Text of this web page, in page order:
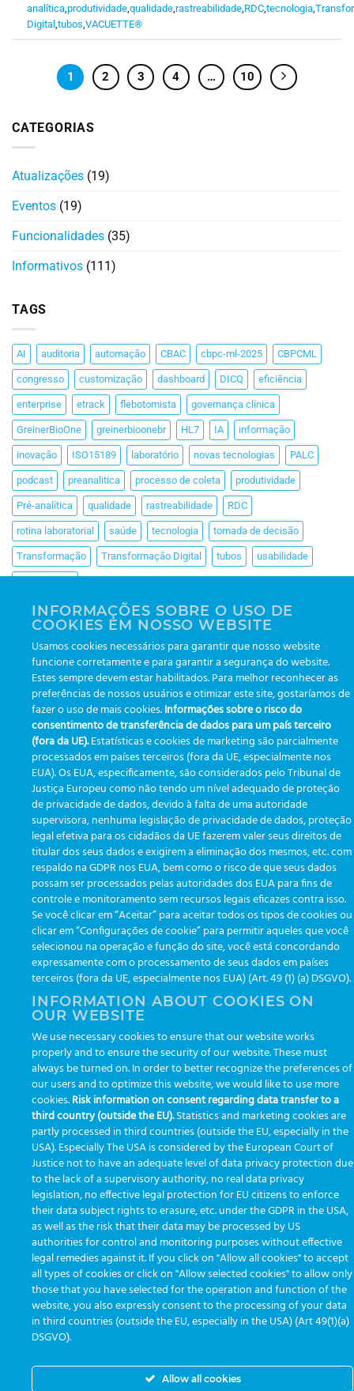
analítica,produtividade,qualidade,rastreabilidade,RDC,tecnologia,
Digital,tubos,VACUETTE®
1 2 3 4 … 10
CATEGORIAS
Atualizações (19)
Eventos (19)
Funcionalidades (35)
Informativos (111)
TAGS
AI auditoria automação CBAC cbpc-ml-2025 CBPCML
congresso customização dashboard DICQ eficiência
enterprise etrack flebotomista governança clínica
GreinerBioOne greinerbioonebr HL7 IA informação
inovação ISO15189 laboratório novas tecnologias PALC
podcast preanalitica processo de coleta produtividade
Pré-analítica qualidade rastreabilidade RDC
rotina laboratorial saúde tecnologia tomada de decisão
Transformação Transformação Digital tubos usabilidade
Desenvolvido porGreiner Service Tech
© Copyright 2026 - Greiner Bio-One | Privacidade
INFORMAÇÕES SOBRE O USO DE
COOKIES EM NOSSO WEBSITE
Usamos cookies necessários para garantir que nosso website
funcione corretamente e para garantir a segurança do website.
Estes sempre devem estar habilitados. Para melhor reconhecer as
preferências de nossos usuários e otimizar este site, gostaríamos de
fazer o uso de mais cookies.Informações sobre o risco do
consentimento de transferência de dados para um país terceiro
(fora da UE).Estatísticas e cookies de marketing são parcialmente
processados em países terceiros (fora da UE, especialmente nos
EUA). Os EUA, especificamente, são considerados pelo Tribunal de
Justiça Europeu como não tendo um nível adequado de proteção
de privacidade de dados, devido à falta de uma autoridade
supervisora, nenhuma legislação de privacidade de dados, proteção
legal efetiva para os cidadãos da UE fazerem valer seus direitos de
titular dos seus dados e exigirem a eliminação dos mesmos, etc. com
respaldo na GDPR nos EUA, bem como o risco de que seus dados
possam ser processados pelas autoridades dos EUA para fins de
controle e monitoramento sem recursos legais eficazes contra isso.
Se você clicar em “Aceitar” para aceitar todos os tipos de cookies ou
clicar em “Configurações de cookie” para permitir aqueles que você
selecionou na operação e função do site, você está concordando
expressamente com o processamento de seus dados em países
terceiros (fora da UE, especialmente nos EUA) (Art. 49 (1) (a) DSGVO).
INFORMATION ABOUT COOKIES ON
OUR WEBSITE
We use necessary cookies to ensure that our website works
properly and to ensure the security of our website. These must
always be turned on. In order to better recognize the preferences of
our users and to optimize this website, we would like to use more
cookies.Risk information on consent regarding data transfer to a
third country (outside the EU).Statistics and marketing cookies are
partly processed in third countries (outside the EU, especially in the
USA). Especially The USA is considered by the European Court of
Justice not to have an adequate level of data privacy protection due
to the lack of a supervisory authority, no real data privacy
legislation, no effective legal protection for EU citizens to enforce
their data subject rights to erasure, etc. under the GDPR in the USA,
as well as the risk that their data may be processed by US
authorities for control and monitoring purposes without effective
legal remedies against it. If you click on "Allow all cookies" to accept
all types of cookies or click on "Allow selected cookies" to allow only
those that you have selected for the operation and function of the
website, you also expressly consent to the processing of your data
in third countries (outside the EU, especially in the USA) (Art 49(1)(a)
DSGVO).
Allow all cookies
Segunda a sexta das 8:30 às 17:30